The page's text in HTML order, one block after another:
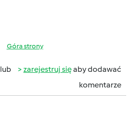
Góra strony
lub zarejestruj sięaby dodawać
komentarze